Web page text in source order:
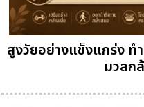
สูงวัยอย่างแข็งแกร่ง ท
มวลก